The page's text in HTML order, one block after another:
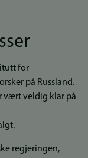
for
på Russland.
vært veldig klar på
regjeringen,